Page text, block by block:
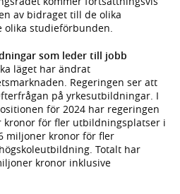
av bidraget till de olika
olika studieförbunden.
som leder till jobb
läget har ändrat
Regeringen ser att
på yrkesutbildningar. I
för 2024 har regeringen
för fler utbildningsplatser i
miljoner kronor för fler
Totalt har
kronor inklusive